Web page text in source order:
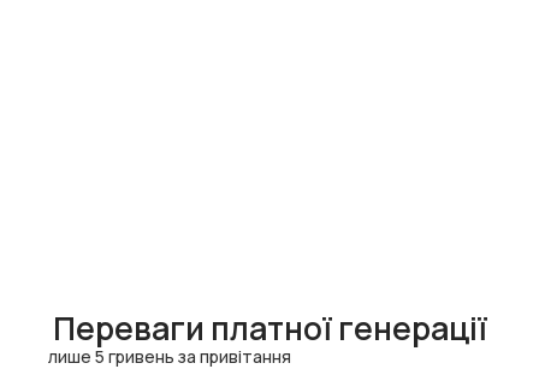
Переваги платної генерації
лише 5 гривень за привітання